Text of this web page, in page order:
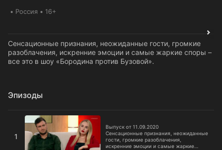
Россия 16+
Сенсационные признания, неожиданные гости, громкие
разоблачения, искренние эмоции и самые жаркие споры –
все это в шоу «Бородина против Бузовой».
Эпизоды
1
Выпуск от 11.09.2020
Сенсационные признания, неожиданные
гости, громкие разоблачения,
искренние эмоции и самые жаркие
Выпуск от 11.09.2020